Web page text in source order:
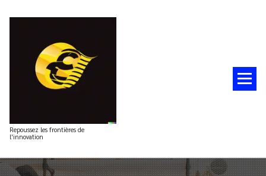
Repoussez les frontières de
l'innovation